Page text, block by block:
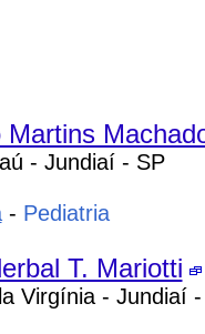
- Jundiaí - SP
- Pediatria
T. Mariotti
Virgínia - Jundiaí